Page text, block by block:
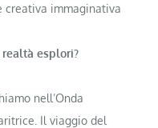
creativa immaginativa
esplori?
nell’Onda
Il viaggio del